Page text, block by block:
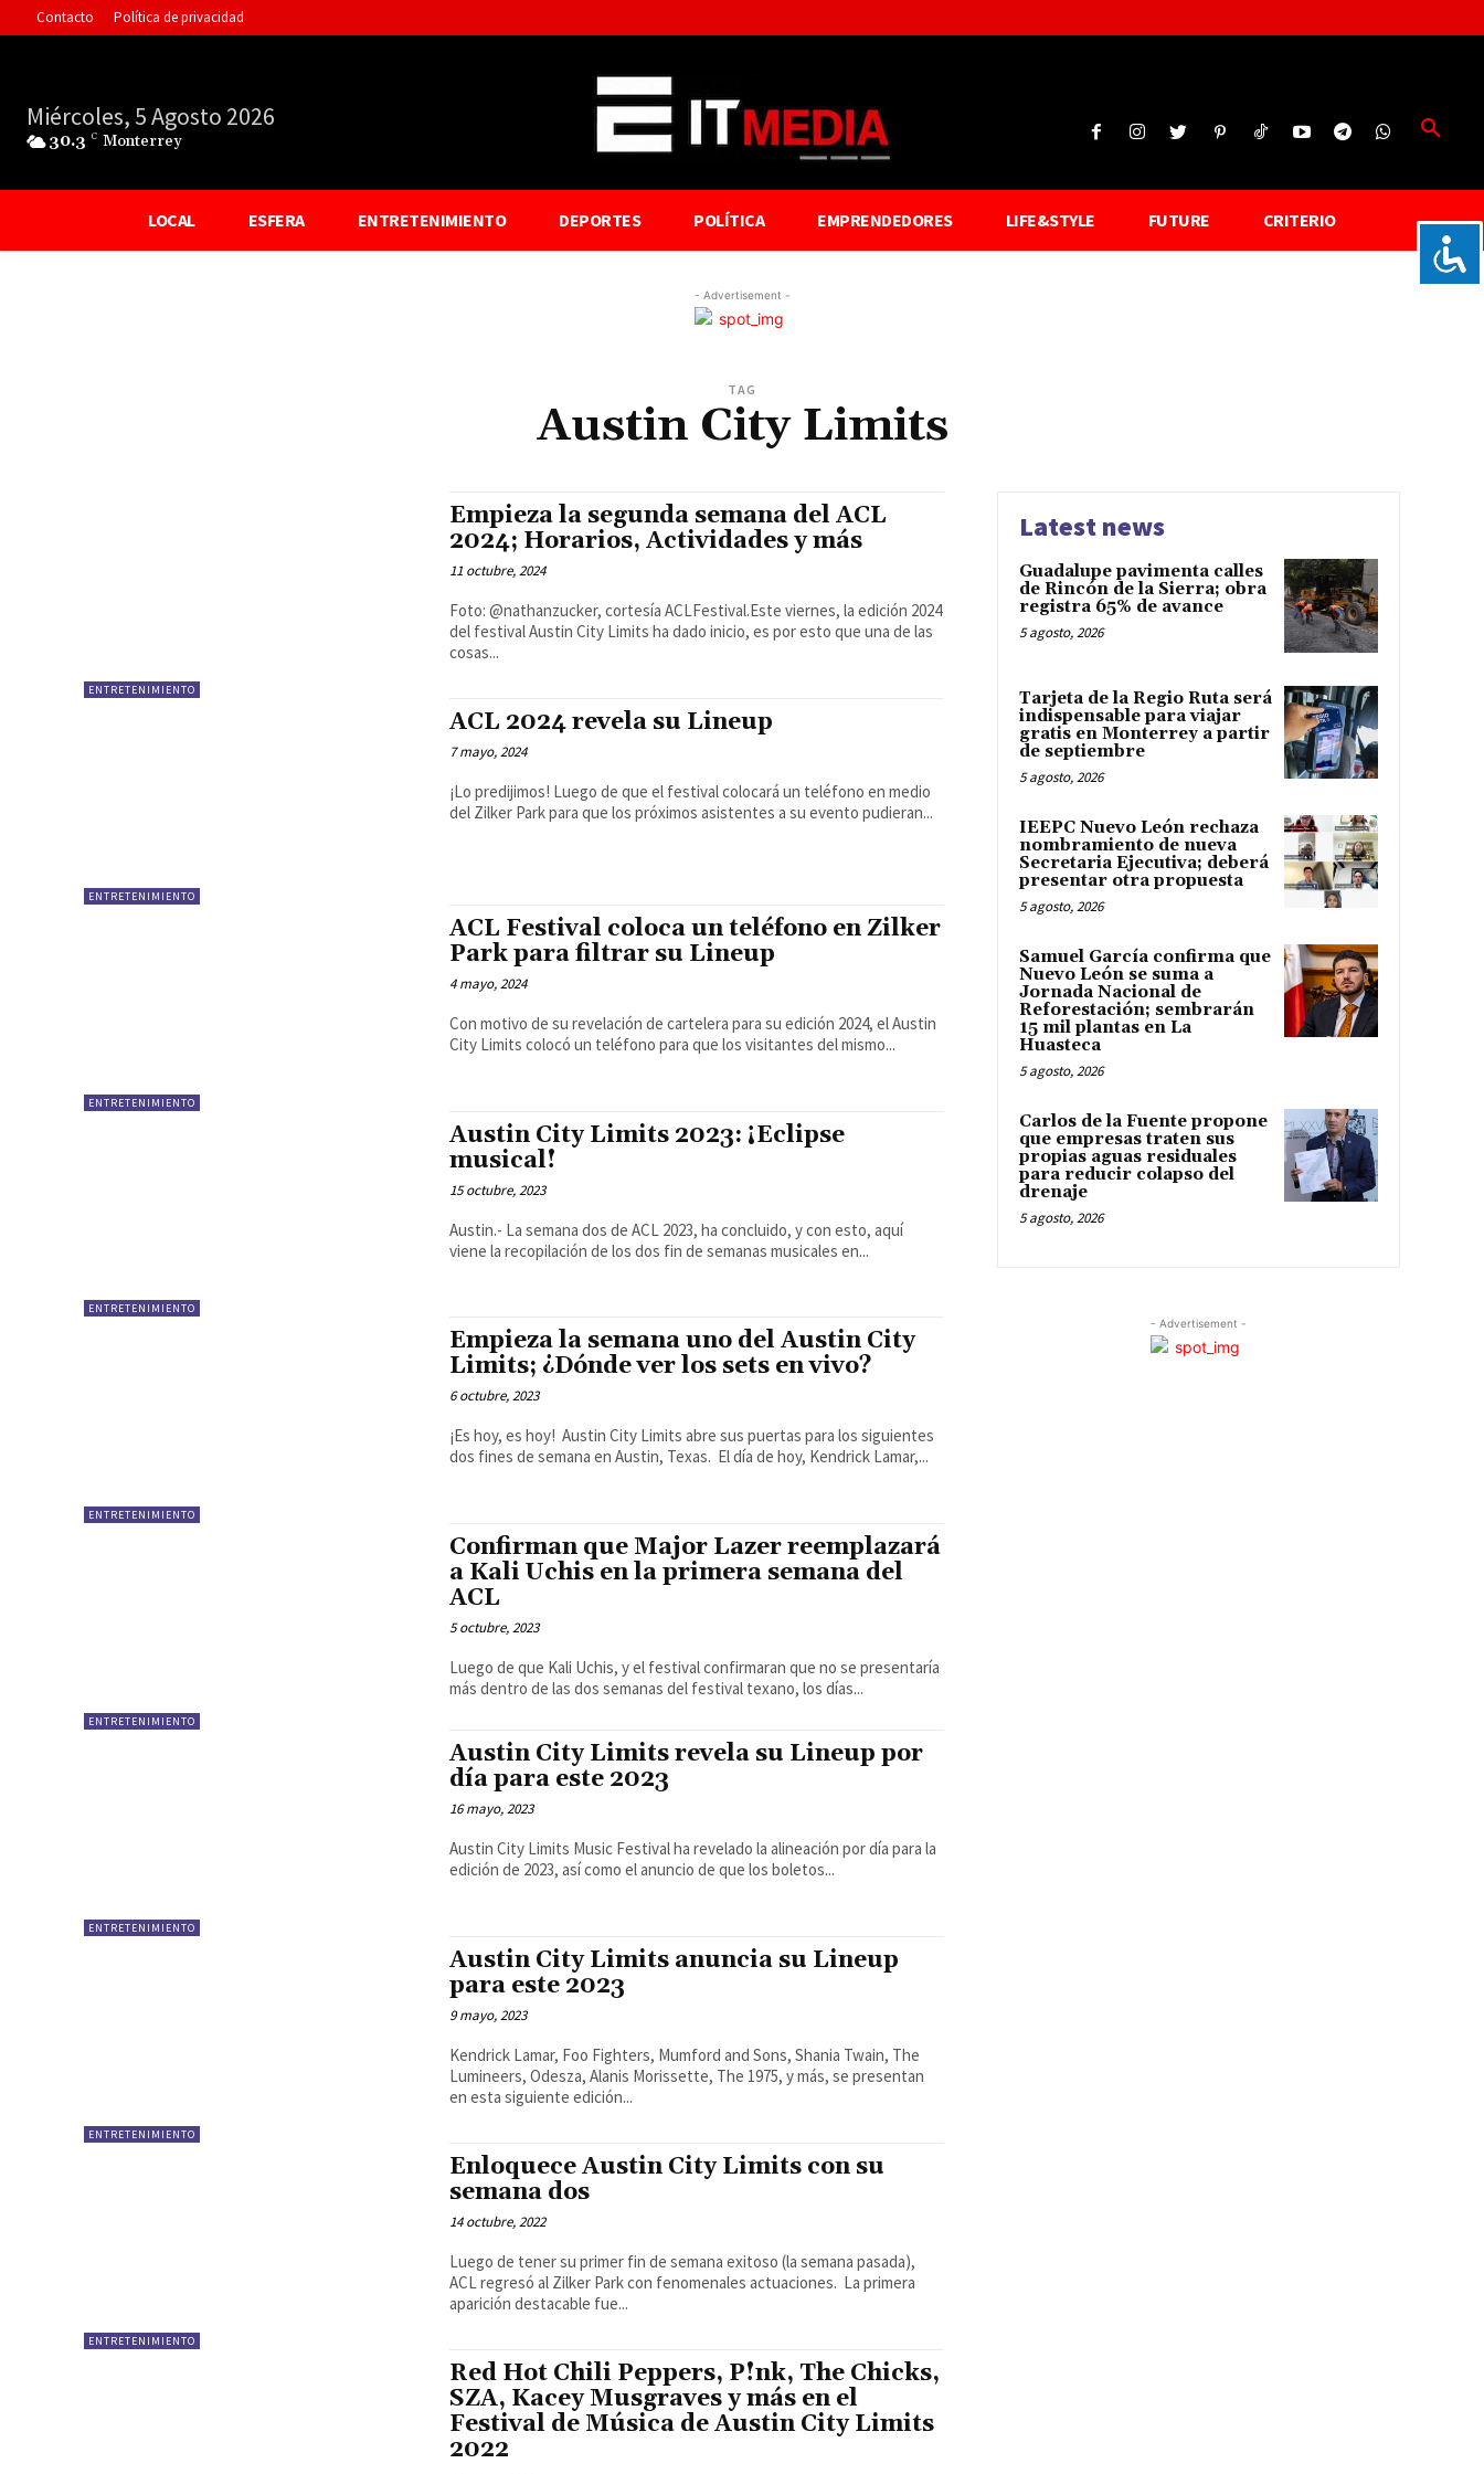
Contacto Política de privacidad
Miércoles, 5 Agosto 2026
30.3 C Monterrey
LOCAL ESFERA ENTRETENIMIENTO DEPORTES POLÍTICA EMPRENDEDORES LIFE&STYLE FUTURE CRITERIO
- Advertisement -
TAG
Austin City Limits
ENTRETENIMIENTO
Empieza la segunda semana del ACL
2024; Horarios, Actividades y más
11 octubre, 2024
Foto: @nathanzucker, cortesía ACLFestival.Este viernes, la edición 2024
del festival Austin City Limits ha dado inicio, es por esto que una de las
cosas...
ENTRETENIMIENTO
ACL 2024 revela su Lineup
7 mayo, 2024
¡Lo predijimos! Luego de que el festival colocará un teléfono en medio
del Zilker Park para que los próximos asistentes a su evento pudieran...
ENTRETENIMIENTO
ACL Festival coloca un teléfono en Zilker
Park para filtrar su Lineup
4 mayo, 2024
Con motivo de su revelación de cartelera para su edición 2024, el Austin
City Limits colocó un teléfono para que los visitantes del mismo...
ENTRETENIMIENTO
Austin City Limits 2023: ¡Eclipse
musical!
15 octubre, 2023
Austin.- La semana dos de ACL 2023, ha concluido, y con esto, aquí
viene la recopilación de los dos fin de semanas musicales en...
ENTRETENIMIENTO
Empieza la semana uno del Austin City
Limits; ¿Dónde ver los sets en vivo?
6 octubre, 2023
¡Es hoy, es hoy! Austin City Limits abre sus puertas para los siguientes
dos fines de semana en Austin, Texas. El día de hoy, Kendrick Lamar,...
ENTRETENIMIENTO
Confirman que Major Lazer reemplazará
a Kali Uchis en la primera semana del
ACL
5 octubre, 2023
Luego de que Kali Uchis, y el festival confirmaran que no se presentaría
más dentro de las dos semanas del festival texano, los días...
ENTRETENIMIENTO
Austin City Limits revela su Lineup por
día para este 2023
16 mayo, 2023
Austin City Limits Music Festival ha revelado la alineación por día para la
edición de 2023, así como el anuncio de que los boletos...
ENTRETENIMIENTO
Austin City Limits anuncia su Lineup
para este 2023
9 mayo, 2023
Kendrick Lamar, Foo Fighters, Mumford and Sons, Shania Twain, The
Lumineers, Odesza, Alanis Morissette, The 1975, y más, se presentan
en esta siguiente edición...
ENTRETENIMIENTO
Enloquece Austin City Limits con su
semana dos
14 octubre, 2022
Luego de tener su primer fin de semana exitoso (la semana pasada),
ACL regresó al Zilker Park con fenomenales actuaciones. La primera
aparición destacable fue...
Red Hot Chili Peppers, P!nk, The Chicks,
SZA, Kacey Musgraves y más en el
Festival de Música de Austin City Limits
2022
Latest news
Guadalupe pavimenta calles
de Rincón de la Sierra; obra
registra 65% de avance
5 agosto, 2026
Tarjeta de la Regio Ruta será
indispensable para viajar
gratis en Monterrey a partir
de septiembre
5 agosto, 2026
IEEPC Nuevo León rechaza
nombramiento de nueva
Secretaria Ejecutiva; deberá
presentar otra propuesta
5 agosto, 2026
Samuel García confirma que
Nuevo León se suma a
Jornada Nacional de
Reforestación; sembrarán
15 mil plantas en La
Huasteca
5 agosto, 2026
Carlos de la Fuente propone
que empresas traten sus
propias aguas residuales
para reducir colapso del
drenaje
5 agosto, 2026
- Advertisement -